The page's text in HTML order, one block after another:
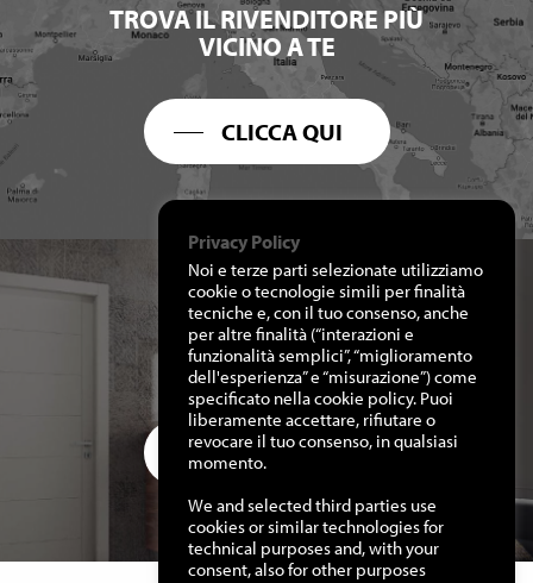
TROVA IL RIVENDITORE PIÙ
VICINO A TE
CLICCA QUI
RICHIEDI I NOSTRI
CATALOGHI
CLICCA QUI
Privacy Policy
Noi e terze parti selezionate utilizziamo
cookie o tecnologie simili per finalità
tecniche e, con il tuo consenso, anche
per altre finalità (“interazioni e
funzionalità semplici”, “miglioramento
dell'esperienza” e “misurazione”) come
specificato nella cookie policy. Puoi
liberamente accettare, rifiutare o
revocare il tuo consenso, in qualsiasi
momento.
We and selected third parties use
cookies or similar technologies for
technical purposes and, with your
consent, also for other purposes